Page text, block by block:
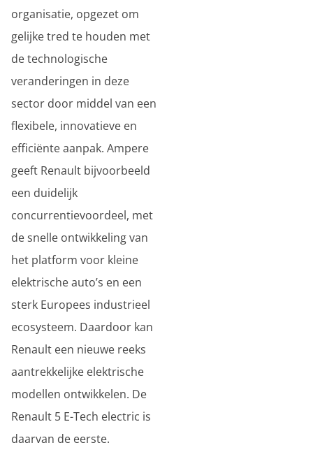
organisatie, opgezet om
gelijke tred te houden met
de technologische
veranderingen in deze
sector door middel van een
flexibele, innovatieve en
efficiënte aanpak. Ampere
geeft Renault bijvoorbeeld
een duidelijk
concurrentievoordeel, met
de snelle ontwikkeling van
het platform voor kleine
elektrische auto’s en een
sterk Europees industrieel
ecosysteem. Daardoor kan
Renault een nieuwe reeks
aantrekkelijke elektrische
modellen ontwikkelen. De
Renault 5 E-Tech electric is
daarvan de eerste.